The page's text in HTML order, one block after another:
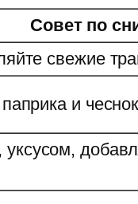
Совет по
свежие
и